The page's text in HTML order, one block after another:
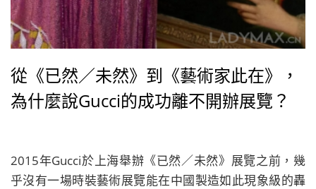
從《已然／未然》到《藝術家此在》，
為什麼說Gucci的成功離不開辦展覽？
2015年Gucci於上海舉辦《已然／未然》展覽之前，幾
乎沒有一場時裝藝術展覽能在中國製造如此現象級的轟